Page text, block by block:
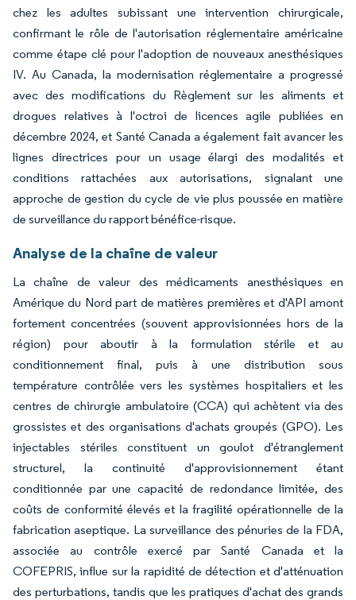
chez les adultes subissant une intervention chirurgicale,
confirmant le rôle de l'autorisation réglementaire américaine
comme étape clé pour l'adoption de nouveaux anesthésiques
IV. Au Canada, la modernisation réglementaire a progressé
avec des modifications du Règlement sur les aliments et
drogues relatives à l'octroi de licences agile publiées en
décembre 2024, et Santé Canada a également fait avancer les
lignes directrices pour un usage élargi des modalités et
conditions rattachées aux autorisations, signalant une
approche de gestion du cycle de vie plus poussée en matière
de surveillance du rapport bénéfice-risque.
Analyse de la chaîne de valeur
La chaîne de valeur des médicaments anesthésiques en
Amérique du Nord part de matières premières et d'API amont
fortement concentrées (souvent approvisionnées hors de la
région) pour aboutir à la formulation stérile et au
conditionnement final, puis à une distribution sous
température contrôlée vers les systèmes hospitaliers et les
centres de chirurgie ambulatoire (CCA) qui achètent via des
grossistes et des organisations d'achats groupés (GPO). Les
injectables stériles constituent un goulot d'étranglement
structurel, la continuité d'approvisionnement étant
conditionnée par une capacité de redondance limitée, des
coûts de conformité élevés et la fragilité opérationnelle de la
fabrication aseptique. La surveillance des pénuries de la FDA,
associée au contrôle exercé par Santé Canada et la
COFEPRIS, influe sur la rapidité de détection et d'atténuation
des perturbations, tandis que les pratiques d'achat des grands